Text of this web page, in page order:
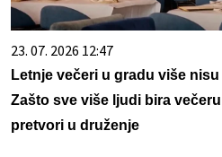
23. 07. 2026 12:47
Letnje večeri u gradu više
Zašto sve više ljudi bira
pretvori u druženje